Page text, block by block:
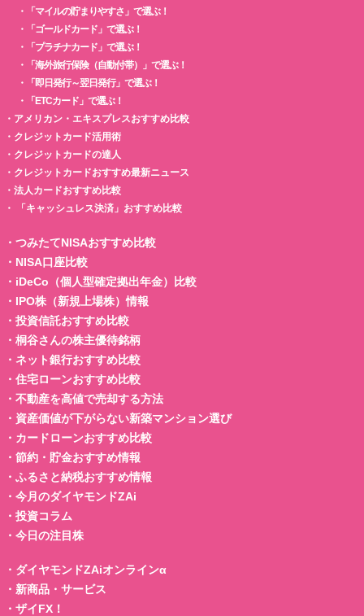
・
「マイルの貯まりやすさ」で選ぶ！
・
「ゴールドカード」で選ぶ！
・
「プラチナカード」で選ぶ！
・
「海外旅行保険（自動付帯）」で選ぶ！
・
「即日発行～翌日発行」で選ぶ！
・
「ETCカード」で選ぶ！
・ アメリカン・エキスプレスおすすめ比較
・ クレジットカード活用術
・ クレジットカードの達人
・ クレジットカードおすすめ最新ニュース
・ 法人カードおすすめ比較
・
「キャッシュレス決済」おすすめ比較
・ つみたてNISAおすすめ比較
・ NISA口座比較
・ iDeCo（個人型確定拠出年金）比較
・ IPO株（新規上場株）情報
・ 投資信託おすすめ比較
・ 桐谷さんの株主優待銘柄
・ ネット銀行おすすめ比較
・ 住宅ローンおすすめ比較
・ 不動産を高値で売却する方法
・ 資産価値が下がらない新築マンション選び
・ カードローンおすすめ比較
・ 節約・貯金おすすめ情報
・ ふるさと納税おすすめ情報
・ 今月のダイヤモンドZAi
・ 投資コラム
・ 今日の注目株
・ ダイヤモンドZAiオンラインα
・ 新商品・サービス
・ ザイFX！